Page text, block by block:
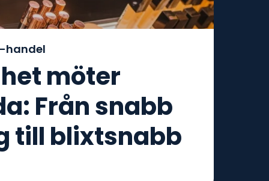
handel
möter
Från snabb
till blixtsnabb